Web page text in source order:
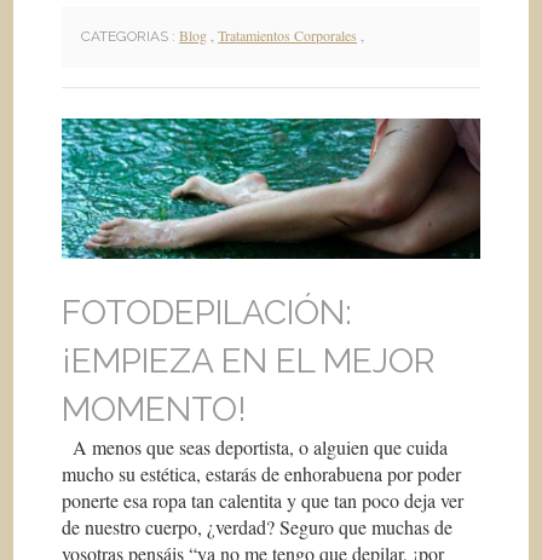
CATEGORIAS : Blog ,Tratamientos Corporales
FOTODEPILACIÓN:
¡EMPIEZA EN EL MEJOR
MOMENTO!
A menos que seas deportista, o alguien que cuida
mucho su estética, estarás de enhorabuena por poder
ponerte esa ropa tan calentita y que tan poco deja ver
de nuestro cuerpo, ¿verdad? Seguro que muchas de
vosotras pensáis “ya no me tengo que depilar, ¡por